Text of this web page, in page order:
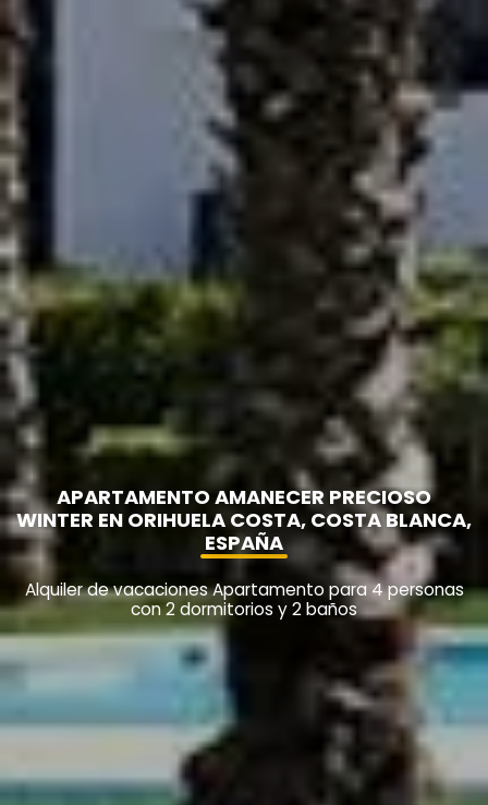
APARTAMENTO AMANECER PRECIOSO
WINTER EN ORIHUELA COSTA, COSTA BLANCA,
ESPAÑA
Alquiler de vacaciones Apartamento para 4 personas
con 2 dormitorios y 2 baños